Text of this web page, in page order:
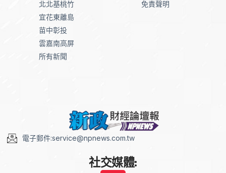
北北基桃竹
宜花東離島
苗中彰投
雲嘉南高屏
所有新聞
免責聲明
電子郵件:service@npnews.com.tw
社交媒體: